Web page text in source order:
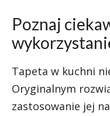
Poznaj
Tapeta w kuchni
Oryginalnym
zastosowanie jej